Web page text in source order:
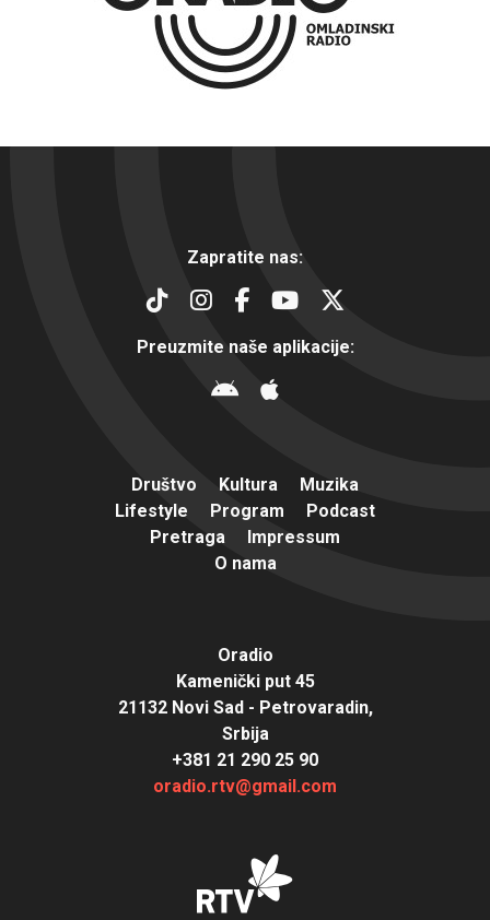
Zapratite nas:
Preuzmite naše aplikacije:
Društvo Kultura
Muzika
Lifestyle
Program
Podcast
Pretraga
Impressum
O nama
Oradio
Kamenički put 45
21132 Novi Sad - Petrovaradin,
Srbija
+381 21 290 25 90
oradio.rtv@gmail.com